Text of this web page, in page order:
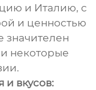
и Италию, с
и ценностью
значителен
некоторые
и вкусов: